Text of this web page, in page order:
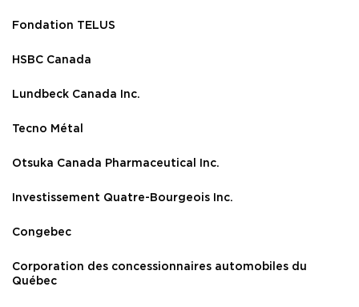
Fondation TELUS
HSBC Canada
Lundbeck Canada Inc.
Tecno Métal
Otsuka Canada Pharmaceutical Inc.
Investissement Quatre-Bourgeois Inc.
Congebec
Corporation des concessionnaires automobiles du
Québec